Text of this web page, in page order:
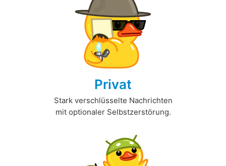
Privat
Stark verschlüsselte Nachrichten
mit optionaler Selbstzerstörung.